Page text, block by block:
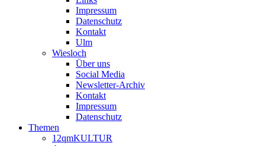
Impressum
Datenschutz
Kontakt
Ulm
Wiesloch
Über uns
Social Media
Newsletter-Archiv
Kontakt
Impressum
Datenschutz
Themen
12qmKULTUR